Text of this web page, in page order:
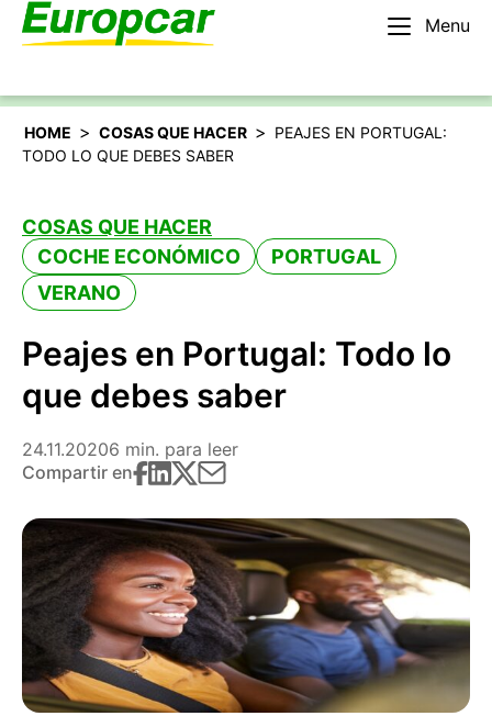
Menu
Español
HOME > COSAS QUE HACER > PEAJES EN PORTUGAL:
TODO LO QUE DEBES SABER
COSAS QUE HACER
COCHE ECONÓMICO
PORTUGAL
VERANO
Peajes en Portugal: Todo lo
que debes saber
24.11.20206 min. para leer
Compartir en